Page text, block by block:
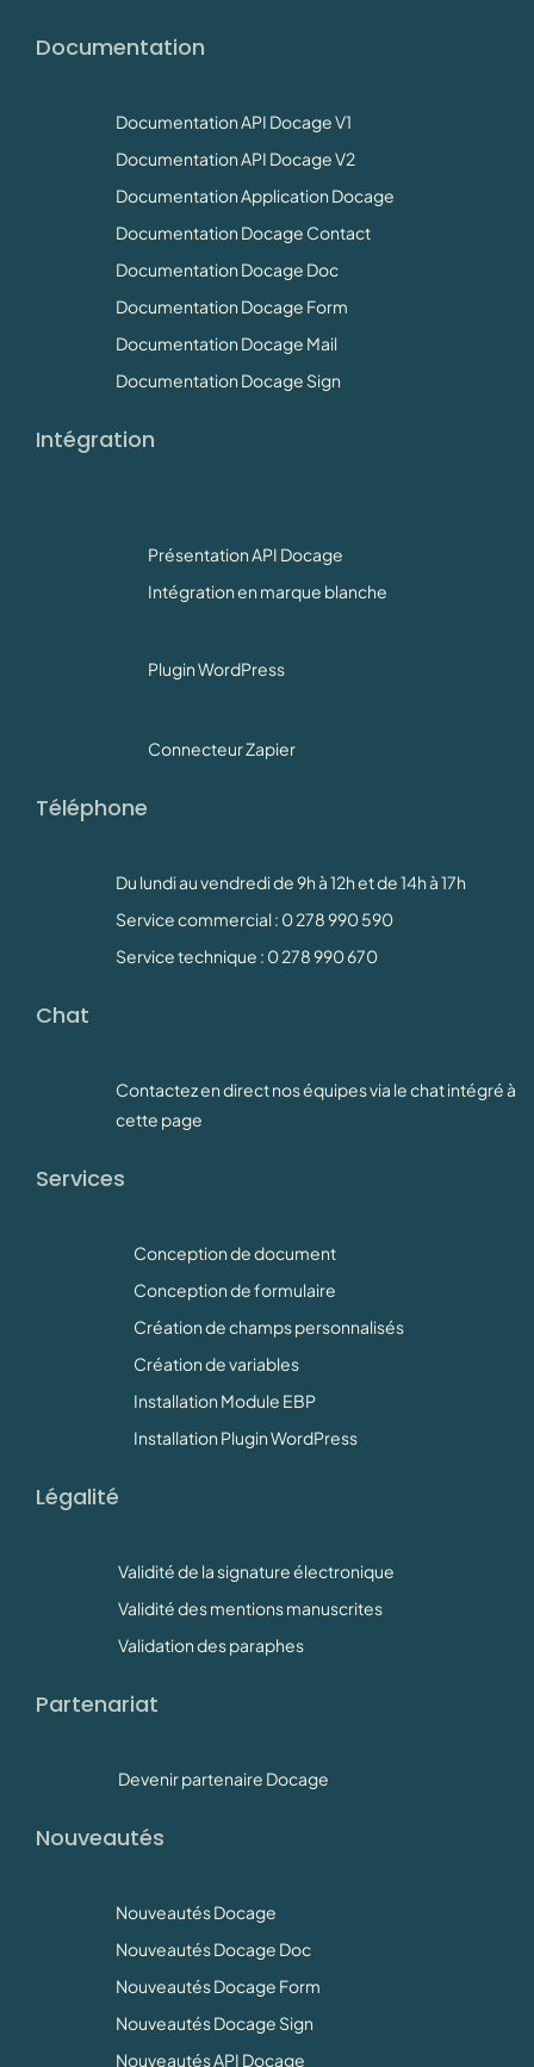
Documentation
Documentation API Docage V1
Documentation API Docage V2
Documentation Application Docage
Documentation Docage Contact
Documentation Docage Doc
Documentation Docage Form
Documentation Docage Mail
Documentation Docage Sign
Intégration
Présentation API Docage
Intégration en marque blanche
Plugin WordPress
Connecteur Zapier
Téléphone
Du lundi au vendredi de 9h à 12h et de 14h à 17h
Service commercial : 0 278 990 590
Service technique : 0 278 990 670
Chat
Contactez en direct nos équipes via le chat intégré à
cette page
Services
Conception de document
Conception de formulaire
Création de champs personnalisés
Création de variables
Installation Module EBP
Installation Plugin WordPress
Légalité
Validité de la signature électronique
Validité des mentions manuscrites
Validation des paraphes
Partenariat
Devenir partenaire Docage
Nouveautés
Nouveautés Docage
Nouveautés Docage Doc
Nouveautés Docage Form
Nouveautés Docage Sign
Nouveautés API Docage